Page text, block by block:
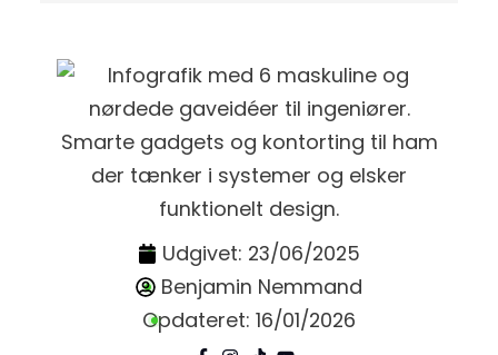
Udgivet: 23/06/2025
Benjamin Nemmand
Opdateret: 16/01/2026